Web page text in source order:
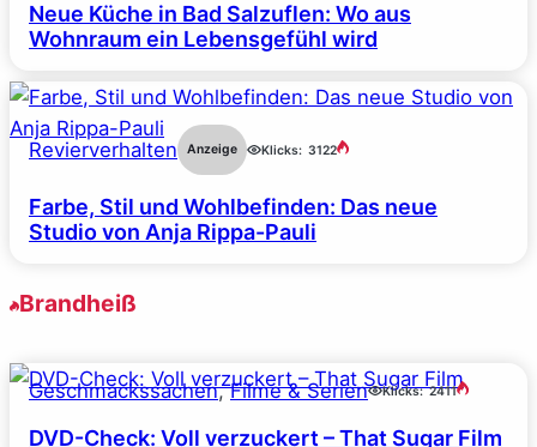
Neue Küche in Bad Salzuflen: Wo aus
Wohnraum ein Lebensgefühl wird
Revierverhalten Anzeige Klicks: 3122
Farbe, Stil und Wohlbefinden: Das neue
Studio von Anja Rippa-Pauli
Brandheiß
Geschmackssachen, Filme & Serien Klicks: 2411
DVD-Check: Voll verzuckert – That Sugar Film